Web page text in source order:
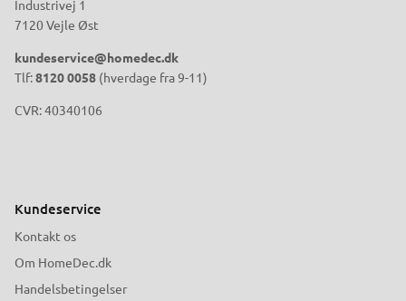
Industrivej 1
7120 Vejle Øst
kundeservice@homedec.dk
Tlf:8120 0058 (hverdage fra 9-11)
CVR: 40340106
Kundeservice
Kontakt os
Om HomeDec.dk
Handelsbetingelser